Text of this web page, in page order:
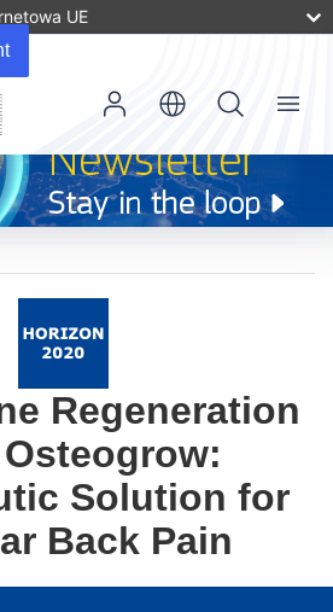
UE
Menu
Regeneration
Solution for
Back Pain